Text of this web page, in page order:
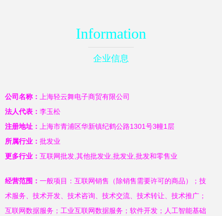
Information
企业信息
公司名称：
上海轻云舞电子商贸有限公司
法人代表： 李玉松
注册地址：
上海市青浦区华新镇纪鹤公路1301号3幢1层
所属行业： 批发业
更多行业： 互联网批发,其他批发业,批发业,批发和零售业
经营范围： 一般项目：互联网销售（除销售需要许可的商品）；技
术服务、技术开发、技术咨询、技术交流、技术转让、技术推广；
互联网数据服务；工业互联网数据服务；软件开发；人工智能基础